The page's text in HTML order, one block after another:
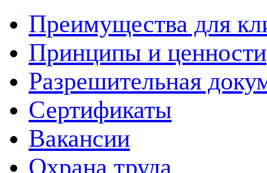
Преимущества для
Принципы и ценности
Разрешительная
Сертификаты
Вакансии
Охрана труда